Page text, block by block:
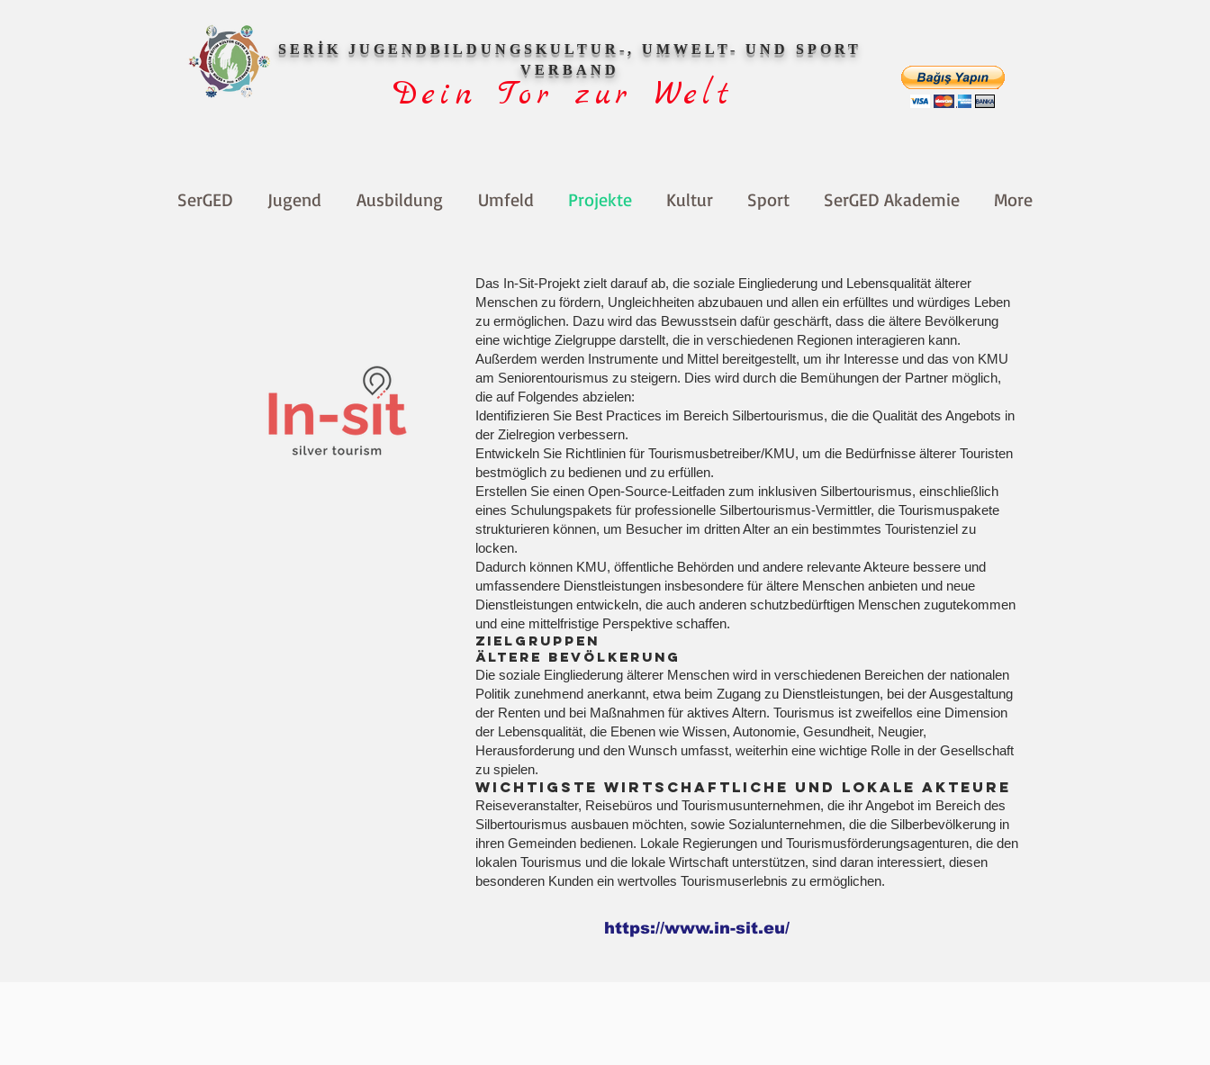
SERİK JUGENDBILDUNGSKULTUR-, UMWELT- UND SPORT
VERBAND
Dein Tor zur Welt
SerGED Jugend Ausbildung Umfeld Projekte Kultur Sport SerGED Akademie More
Das In-Sit-Projekt zielt darauf ab, die soziale Eingliederung und Lebensqualität älterer
Menschen zu fördern, Ungleichheiten abzubauen und allen ein erfülltes und würdiges Leben
zu ermöglichen. Dazu wird das Bewusstsein dafür geschärft, dass die ältere Bevölkerung
eine wichtige Zielgruppe darstellt, die in verschiedenen Regionen interagieren kann.
Außerdem werden Instrumente und Mittel bereitgestellt, um ihr Interesse und das von KMU
am Seniorentourismus zu steigern. Dies wird durch die Bemühungen der Partner möglich,
die auf Folgendes abzielen:
Identifizieren Sie Best Practices im Bereich Silbertourismus, die die Qualität des Angebots in
der Zielregion verbessern.
Entwickeln Sie Richtlinien für Tourismusbetreiber/KMU, um die Bedürfnisse älterer Touristen
bestmöglich zu bedienen und zu erfüllen.
Erstellen Sie einen Open-Source-Leitfaden zum inklusiven Silbertourismus, einschließlich
eines Schulungspakets für professionelle Silbertourismus-Vermittler, die Tourismuspakete
strukturieren können, um Besucher im dritten Alter an ein bestimmtes Touristenziel zu
locken.
Dadurch können KMU, öffentliche Behörden und andere relevante Akteure bessere und
umfassendere Dienstleistungen insbesondere für ältere Menschen anbieten und neue
Dienstleistungen entwickeln, die auch anderen schutzbedürftigen Menschen zugutekommen
und eine mittelfristige Perspektive schaffen.
Zielgruppen
Ältere Bevölkerung
Die soziale Eingliederung älterer Menschen wird in verschiedenen Bereichen der nationalen
Politik zunehmend anerkannt, etwa beim Zugang zu Dienstleistungen, bei der Ausgestaltung
der Renten und bei Maßnahmen für aktives Altern. Tourismus ist zweifellos eine Dimension
der Lebensqualität, die Ebenen wie Wissen, Autonomie, Gesundheit, Neugier,
Herausforderung und den Wunsch umfasst, weiterhin eine wichtige Rolle in der Gesellschaft
zu spielen.
Wichtigste wirtschaftliche und lokale Akteure
Reiseveranstalter, Reisebüros und Tourismusunternehmen, die ihr Angebot im Bereich des
Silbertourismus ausbauen möchten, sowie Sozialunternehmen, die die Silberbevölkerung in
ihren Gemeinden bedienen. Lokale Regierungen und Tourismusförderungsagenturen, die den
lokalen Tourismus und die lokale Wirtschaft unterstützen, sind daran interessiert, diesen
besonderen Kunden ein wertvolles Tourismuserlebnis zu ermöglichen.
https://www.in-sit.eu/